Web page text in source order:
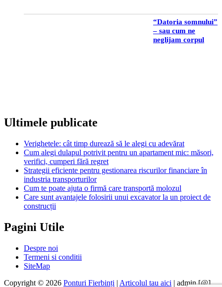
“Datoria somnului”
– sau cum ne
neglijam corpul
Ultimele publicate
Verighetele: cât timp durează să le alegi cu adevărat
Cum alegi dulapul potrivit pentru un apartament mic: măsori,
verifici, cumperi fără regret
Strategii eficiente pentru gestionarea riscurilor financiare în
industria transporturilor
Cum te poate ajuta o firmă care transportă molozul
Care sunt avantajele folosirii unui excavator la un proiect de
construcții
Pagini Utile
Despre noi
Termeni si conditii
SiteMap
Copyright © 2026 Ponturi Fierbinți | Articolul tau aici | admin [@]